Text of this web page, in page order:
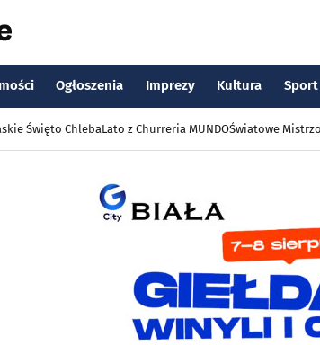
Ogłoszenia Imprezy Kultura Sport
Święto ChlebaLato z Churreria MUNDOŚwiatowe